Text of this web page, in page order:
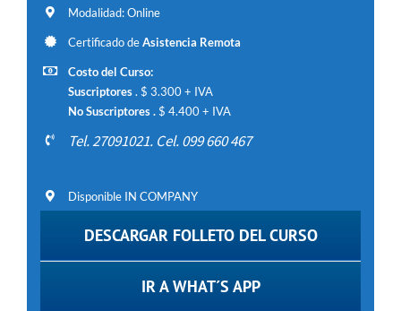
Modalidad: Online
Certificado deAsistencia Remota
Costo del Curso:
Suscriptores. $ 3.300 + IVA
No Suscriptores .$ 4.400 + IVA
Tel. 27091021. Cel. 099 660 467
Disponible IN COMPANY
DESCARGAR FOLLETO DEL CURSO
IR A WHAT´S APP